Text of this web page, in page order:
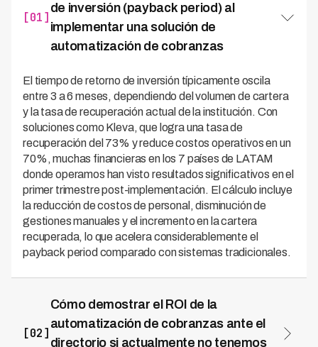
[01]
de inversión (payback period) al
implementar una solución de
automatización de cobranzas
El tiempo de retorno de inversión típicamente oscila
entre 3 a 6 meses, dependiendo del volumen de cartera
y la tasa de recuperación actual de la institución. Con
soluciones como Kleva, que logra una tasa de
recuperación del 73% y reduce costos operativos en un
70%, muchas financieras en los 7 países de LATAM
donde operamos han visto resultados significativos en el
primer trimestre post-implementación. El cálculo incluye
la reducción de costos de personal, disminución de
gestiones manuales y el incremento en la cartera
recuperada, lo que acelera considerablemente el
payback period comparado con sistemas tradicionales.
[02]
Cómo demostrar el ROI de la
automatización de cobranzas ante el
directorio si actualmente no tenemos